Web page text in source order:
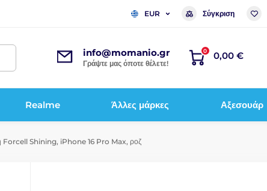
EUR Σύγκριση
info@momanio.gr
Γράψτε μας όποτε θέλετε!
0 0,00 €
Realme Άλλες μάρκες Αξεσουάρ
Forcell Shining, iPhone 16 Pro Max, ροζ